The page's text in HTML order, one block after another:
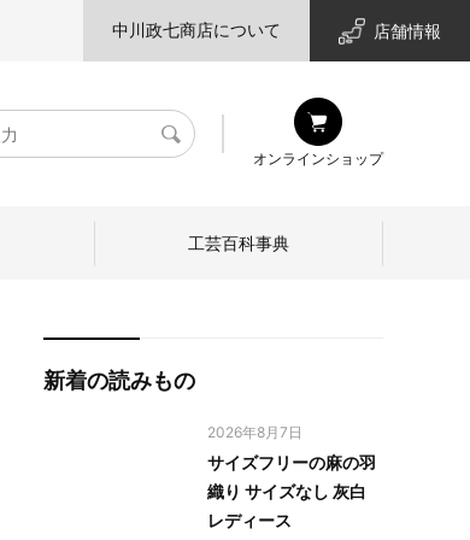
中川政七商店について 店舗情報
検
オンラインショップ
工芸百科事典
新着の読みもの
2026年8月7日
サイズフリーの麻の羽
織り サイズなし 灰白
レディース